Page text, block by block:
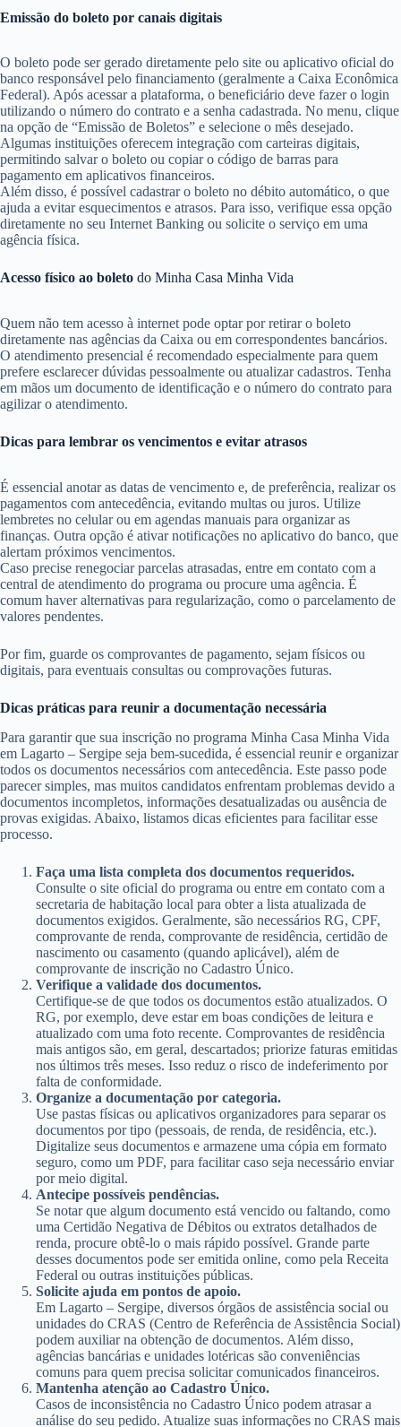
Emissão do boleto por canais digitais
O boleto pode ser gerado diretamente pelo site ou aplicativo oficial do
banco responsável pelo financiamento (geralmente a Caixa Econômica
Federal). Após acessar a plataforma, o beneficiário deve fazer o login
utilizando o número do contrato e a senha cadastrada. No menu, clique
na opção de “Emissão de Boletos” e selecione o mês desejado.
Algumas instituições oferecem integração com carteiras digitais,
permitindo salvar o boleto ou copiar o código de barras para
pagamento em aplicativos financeiros.
Além disso, é possível cadastrar o boleto no débito automático, o que
ajuda a evitar esquecimentos e atrasos. Para isso, verifique essa opção
diretamente no seu Internet Banking ou solicite o serviço em uma
agência física.
Acesso físico ao boleto do Minha Casa Minha Vida
Quem não tem acesso à internet pode optar por retirar o boleto
diretamente nas agências da Caixa ou em correspondentes bancários.
O atendimento presencial é recomendado especialmente para quem
prefere esclarecer dúvidas pessoalmente ou atualizar cadastros. Tenha
em mãos um documento de identificação e o número do contrato para
agilizar o atendimento.
Dicas para lembrar os vencimentos e evitar atrasos
É essencial anotar as datas de vencimento e, de preferência, realizar os
pagamentos com antecedência, evitando multas ou juros. Utilize
lembretes no celular ou em agendas manuais para organizar as
finanças. Outra opção é ativar notificações no aplicativo do banco, que
alertam próximos vencimentos.
Caso precise renegociar parcelas atrasadas, entre em contato com a
central de atendimento do programa ou procure uma agência. É
comum haver alternativas para regularização, como o parcelamento de
valores pendentes.
Por fim, guarde os comprovantes de pagamento, sejam físicos ou
digitais, para eventuais consultas ou comprovações futuras.
Dicas práticas para reunir a documentação necessária
Para garantir que sua inscrição no programa Minha Casa Minha Vida
em Lagarto – Sergipe seja bem-sucedida, é essencial reunir e organizar
todos os documentos necessários com antecedência. Este passo pode
parecer simples, mas muitos candidatos enfrentam problemas devido a
documentos incompletos, informações desatualizadas ou ausência de
provas exigidas. Abaixo, listamos dicas eficientes para facilitar esse
processo.
Faça uma lista completa dos documentos requeridos.
Consulte o site oficial do programa ou entre em contato com a
secretaria de habitação local para obter a lista atualizada de
documentos exigidos. Geralmente, são necessários RG, CPF,
comprovante de renda, comprovante de residência, certidão de
nascimento ou casamento (quando aplicável), além de
comprovante de inscrição no Cadastro Único.
Verifique a validade dos documentos.
Certifique-se de que todos os documentos estão atualizados. O
RG, por exemplo, deve estar em boas condições de leitura e
atualizado com uma foto recente. Comprovantes de residência
mais antigos são, em geral, descartados; priorize faturas emitidas
nos últimos três meses. Isso reduz o risco de indeferimento por
falta de conformidade.
Organize a documentação por categoria.
Use pastas físicas ou aplicativos organizadores para separar os
documentos por tipo (pessoais, de renda, de residência, etc.).
Digitalize seus documentos e armazene uma cópia em formato
seguro, como um PDF, para facilitar caso seja necessário enviar
por meio digital.
Antecipe possíveis pendências.
Se notar que algum documento está vencido ou faltando, como
uma Certidão Negativa de Débitos ou extratos detalhados de
renda, procure obtê-lo o mais rápido possível. Grande parte
desses documentos pode ser emitida online, como pela Receita
Federal ou outras instituições públicas.
Solicite ajuda em pontos de apoio.
Em Lagarto – Sergipe, diversos órgãos de assistência social ou
unidades do CRAS (Centro de Referência de Assistência Social)
podem auxiliar na obtenção de documentos. Além disso,
agências bancárias e unidades lotéricas são conveniências
comuns para quem precisa solicitar comunicados financeiros.
Mantenha atenção ao Cadastro Único.
Casos de inconsistência no Cadastro Único podem atrasar a
análise do seu pedido. Atualize suas informações no CRAS mais